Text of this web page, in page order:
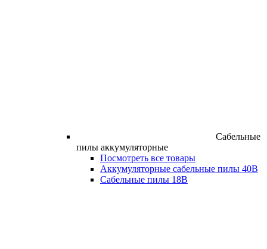
Сабельные
пилы аккумуляторные
Посмотреть все товары
Аккумуляторные сабельные пилы 40В
Сабельные пилы 18В